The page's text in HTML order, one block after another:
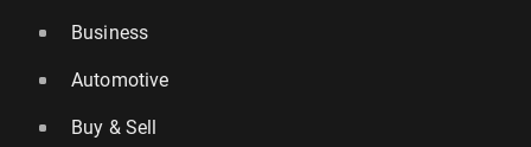
Business
Automotive
Buy & Sell